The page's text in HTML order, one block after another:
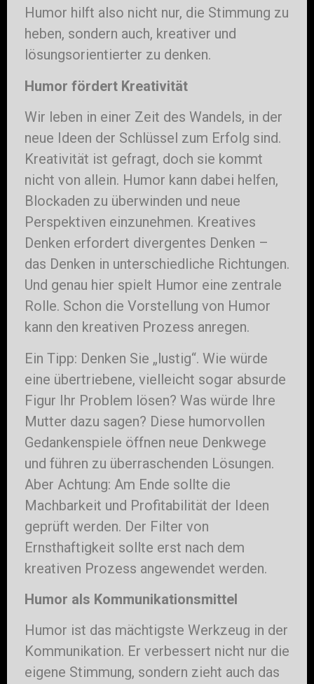
Humor hilft also nicht nur, die Stimmung zu
heben, sondern auch, kreativer und
lösungsorientierter zu denken.
Humor fördert Kreativität
Wir leben in einer Zeit des Wandels, in der
neue Ideen der Schlüssel zum Erfolg sind.
Kreativität ist gefragt, doch sie kommt
nicht von allein. Humor kann dabei helfen,
Blockaden zu überwinden und neue
Perspektiven einzunehmen. Kreatives
Denken erfordert divergentes Denken –
das Denken in unterschiedliche Richtungen.
Und genau hier spielt Humor eine zentrale
Rolle. Schon die Vorstellung von Humor
kann den kreativen Prozess anregen.
Ein Tipp: Denken Sie „lustig“. Wie würde
eine übertriebene, vielleicht sogar absurde
Figur Ihr Problem lösen? Was würde Ihre
Mutter dazu sagen? Diese humorvollen
Gedankenspiele öffnen neue Denkwege
und führen zu überraschenden Lösungen.
Aber Achtung: Am Ende sollte die
Machbarkeit und Profitabilität der Ideen
geprüft werden. Der Filter von
Ernsthaftigkeit sollte erst nach dem
kreativen Prozess angewendet werden.
Humor als Kommunikationsmittel
Humor ist das mächtigste Werkzeug in der
Kommunikation. Er verbessert nicht nur die
eigene Stimmung, sondern zieht auch das